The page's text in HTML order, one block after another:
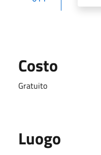
Costo
Gratuito
Luogo